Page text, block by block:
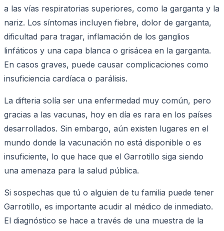
a las vías respiratorias superiores, como la garganta y la
nariz. Los síntomas incluyen fiebre, dolor de garganta,
dificultad para tragar, inflamación de los ganglios
linfáticos y una capa blanca o grisácea en la garganta.
En casos graves, puede causar complicaciones como
insuficiencia cardíaca o parálisis.
La difteria solía ser una enfermedad muy común, pero
gracias a las vacunas, hoy en día es rara en los países
desarrollados. Sin embargo, aún existen lugares en el
mundo donde la vacunación no está disponible o es
insuficiente, lo que hace que el Garrotillo siga siendo
una amenaza para la salud pública.
Si sospechas que tú o alguien de tu familia puede tener
Garrotillo, es importante acudir al médico de inmediato.
El diagnóstico se hace a través de una muestra de la